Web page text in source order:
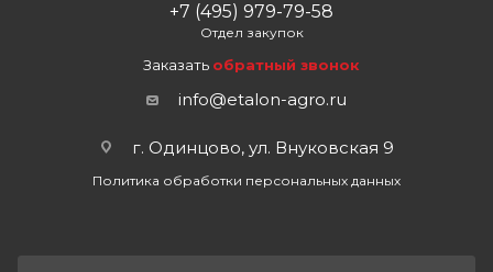
+7 (495) 979-79-58
Отдел закупок
Заказать обратный звонок
info@etalon-agro.ru
г. Одинцово, ул. Внуковская 9
Политика обработки персональных данных